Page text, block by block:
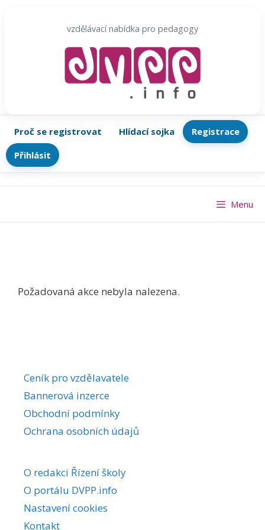
vzdělávací nabídka pro pedagogy
Proč se registrovat Hlídací sojka
Registrace
Přihlásit
Požadovaná akce nebyla nalezena.
Menu
Ceník pro vzdělavatele
Bannerová inzerce
Obchodní podmínky
Ochrana osobních údajů
O redakci Řízení školy
O portálu DVPP.info
Nastavení cookies
Kontakt